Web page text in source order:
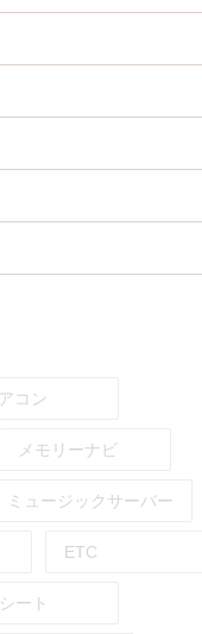
コン
メモリーナビ
ミュージックサーバー
ETC
ート